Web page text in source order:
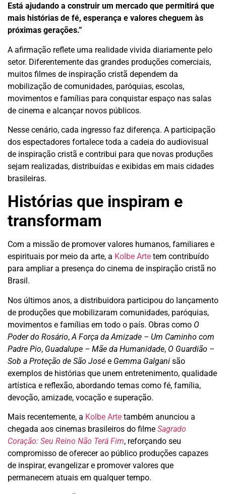
Está ajudando a construir um mercado que permitirá que
mais histórias de fé, esperança e valores cheguem às
próximas gerações.”
A afirmação reflete uma realidade vivida diariamente pelo
setor. Diferentemente das grandes produções comerciais,
muitos filmes de inspiração cristã dependem da
mobilização de comunidades, paróquias, escolas,
movimentos e famílias para conquistar espaço nas salas
de cinema e alcançar novos públicos.
Nesse cenário, cada ingresso faz diferença. A participação
dos espectadores fortalece toda a cadeia do audiovisual
de inspiração cristã e contribui para que novas produções
sejam realizadas, distribuídas e exibidas em mais cidades
brasileiras.
Histórias que inspiram e
transformam
Com a missão de promover valores humanos, familiares e
espirituais por meio da arte, a Kolbe Arte tem contribuído
para ampliar a presença do cinema de inspiração cristã no
Brasil.
Nos últimos anos, a distribuidora participou do lançamento
de produções que mobilizaram comunidades, paróquias,
movimentos e famílias em todo o país. Obras como O
Poder do Rosário, A Força da Amizade – Um Caminho com
Padre Pio, Guadalupe – Mãe da Humanidade, O Guardião –
Sob a Proteção de São José e Gemma Galgani são
exemplos de histórias que unem entretenimento, qualidade
artística e reflexão, abordando temas como fé, família,
devoção, amizade, vocação e superação.
Mais recentemente, a Kolbe Arte também anunciou a
chegada aos cinemas brasileiros do filme Sagrado
Coração: Seu Reino Não Terá Fim, reforçando seu
compromisso de oferecer ao público produções capazes
de inspirar, evangelizar e promover valores que
permanecem atuais em qualquer tempo.